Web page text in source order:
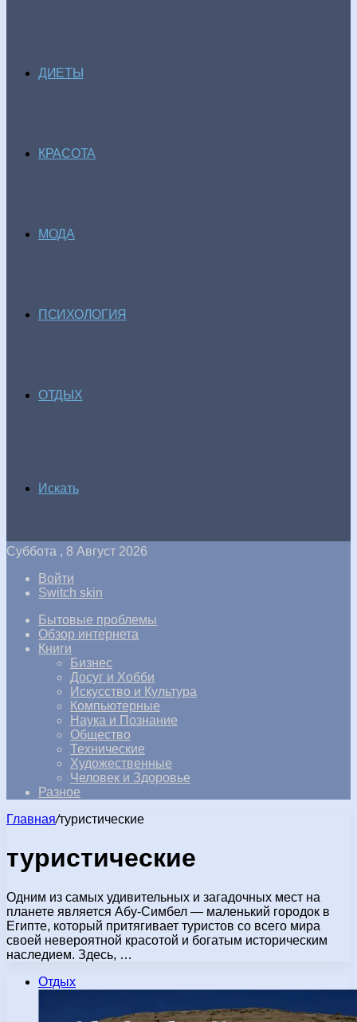
ДИЕТЫ
КРАСОТА
МОДА
ПСИХОЛОГИЯ
ОТДЫХ
Искать
Суббота , 8 Август 2026
Войти
Switch skin
Бытовые проблемы
Обзор интернета
Книги
Бизнес
Досуг и Хобби
Искусство и Культура
Компьютерные
Наука и Познание
Общество
Технические
Художественные
Человек и Здоровье
Разное
Главная/туристические
туристические
Одним из самых удивительных и загадочных мест на
планете является Абу-Симбел — маленький городок в
Египте, который притягивает туристов со всего мира
своей невероятной красотой и богатым историческим
наследием. Здесь, …
Отдых